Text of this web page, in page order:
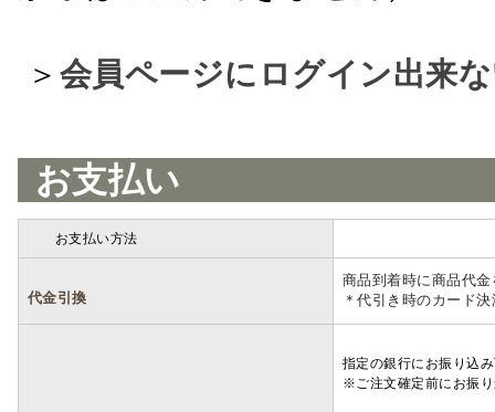
＞ 会員ページにログイン出来
お支払い
お支払い方法
代金引換
商品到着時に商品代
＊代引き時のカード
指定の銀行にお振り込
※ご注文確定前にお振